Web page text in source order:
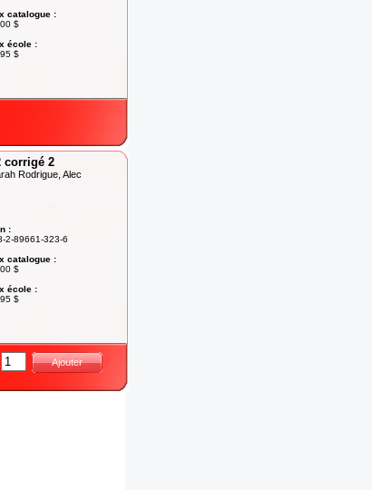
catalogue :
$
école :
$
corrigé 2
Rodrigue, Alec
:
2-89661-323-6
catalogue :
$
école :
$
Ajouter